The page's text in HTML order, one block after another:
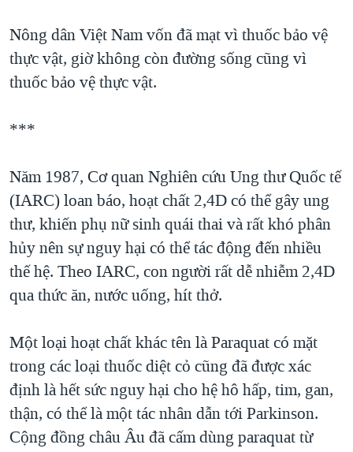
Nông dân Việt Nam vốn đã mạt vì thuốc bảo vệ
thực vật, giờ không còn đường sống cũng vì
thuốc bảo vệ thực vật.
***
Năm 1987, Cơ quan Nghiên cứu Ung thư Quốc tế
(IARC) loan báo, hoạt chất 2,4D có thể gây ung
thư, khiến phụ nữ sinh quái thai và rất khó phân
hủy nên sự nguy hại có thể tác động đến nhiều
thế hệ. Theo IARC, con người rất dễ nhiễm 2,4D
qua thức ăn, nước uống, hít thở.
Một loại hoạt chất khác tên là Paraquat có mặt
trong các loại thuốc diệt cỏ cũng đã được xác
định là hết sức nguy hại cho hệ hô hấp, tim, gan,
thận, có thể là một tác nhân dẫn tới Parkinson.
Cộng đồng châu Âu đã cấm dùng paraquat từ